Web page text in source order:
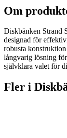
Om
Diskbänken Strand
designad för
robusta
långvarig lösning
självklara valet för
Fler i